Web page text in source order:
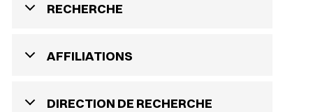
RECHERCHE
AFFILIATIONS
DIRECTION DE RECHERCHE